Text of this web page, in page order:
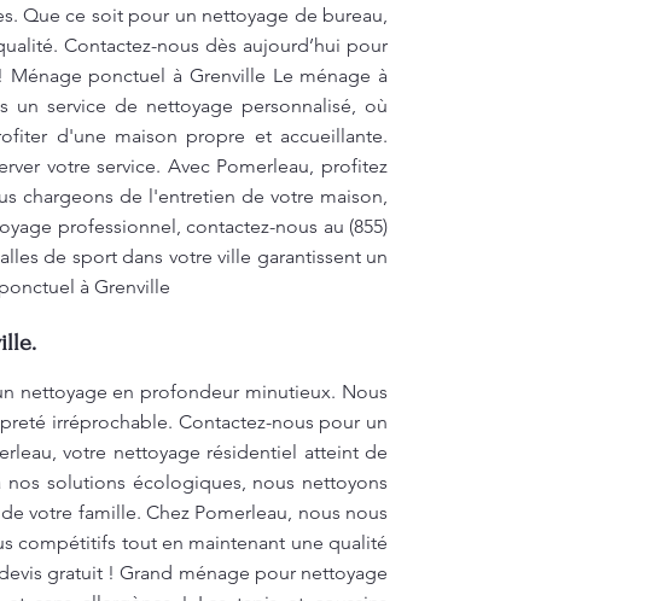
Que ce soit pour un nettoyage de bureau,
Contactez-nous dès aujourd’hui pour
ponctuel à Grenville Le ménage à
un service de nettoyage personnalisé, où
d'une maison propre et accueillante.
votre service. Avec Pomerleau, profitez
chargeons de l'entretien de votre maison,
professionnel, contactez-nous au (855)
de sport dans votre ville garantissent un
à Grenville
nettoyage en profondeur minutieux. Nous
irréprochable. Contactez-nous pour un
votre nettoyage résidentiel atteint de
nos solutions écologiques, nous nettoyons
votre famille. Chez Pomerleau, nous nous
compétitifs tout en maintenant une qualité
gratuit ! Grand ménage pour nettoyage